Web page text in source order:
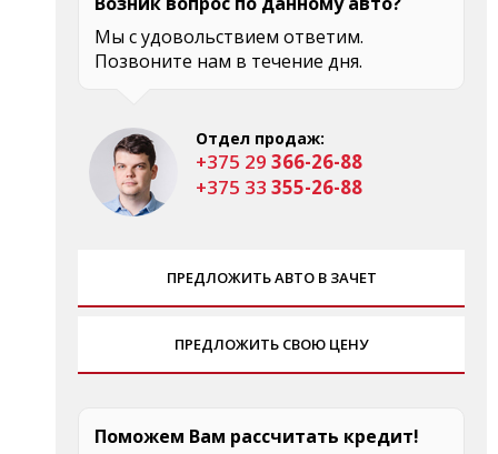
Мы с удовольствием ответим.
Позвоните нам в течение дня.
Отдел продаж:
+375 29 366-26-88
+375 33 355-26-88
ПРЕДЛОЖИТЬ АВТО В ЗАЧЕТ
ПРЕДЛОЖИТЬ СВОЮ ЦЕНУ
Поможем Вам рассчитать кредит!